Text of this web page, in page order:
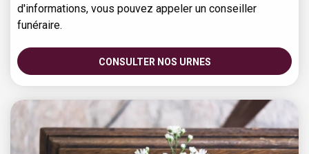
d'informations, vous pouvez appeler un conseiller
funéraire.
CONSULTER NOS URNES